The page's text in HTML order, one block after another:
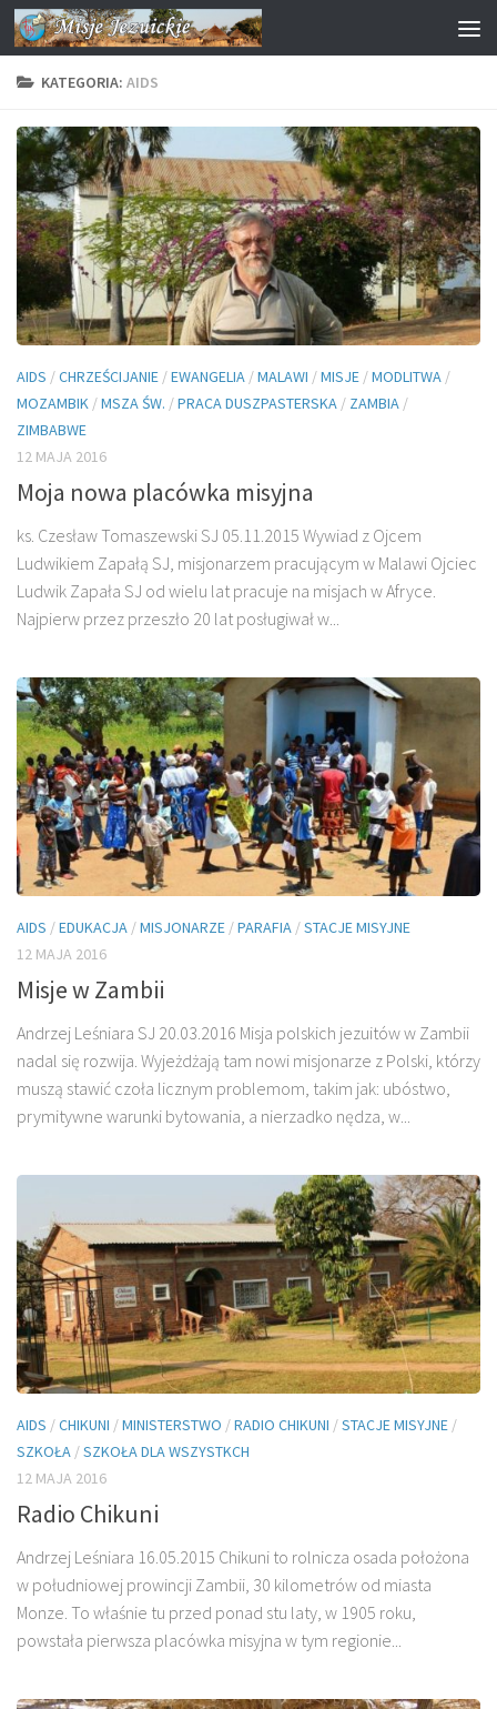
Przejdź do treści
KATEGORIA: AIDS
AIDS /CHRZEŚCIJANIE /EWANGELIA /MALAWI /MISJE /MODLITWA /
MOZAMBIK /MSZA ŚW. /PRACA DUSZPASTERSKA / ZAMBIA /
ZIMBABWE
12 MAJA 2016
Moja nowa placówka misyjna
ks. Czesław Tomaszewski SJ 05.11.2015 Wywiad z Ojcem
Ludwikiem Zapałą SJ, misjonarzem pracującym w Malawi Ojciec
Ludwik Zapała SJ od wielu lat pracuje na misjach w Afryce.
Najpierw przez przeszło 20 lat posługiwał w...
AIDS /EDUKACJA /MISJONARZE /PARAFIA /STACJE MISYJNE
12 MAJA 2016
Misje w Zambii
Andrzej Leśniara SJ 20.03.2016 Misja polskich jezuitów w Zambii
nadal się rozwija. Wyjeżdżają tam nowi misjo­narze z Polski, którzy
muszą stawić czoła licz­nym problemom, takim jak: ubóstwo,
prymitywne warunki bytowania, a nierzadko nędza, w...
AIDS /CHIKUNI /MINISTERSTWO /RADIO CHIKUNI /STACJE MISYJNE /
SZKOŁA /SZKOŁA DLA WSZYSTKCH
12 MAJA 2016
Radio Chikuni
Andrzej Leśniara 16.05.2015 Chikuni to rolnicza osada położona
w południowej prowincji Zambii, 30 kilometrów od miasta
Monze. To właśnie tu przed ponad stu laty, w 1905 roku,
powstała pierwsza placówka misyjna w tym regionie...